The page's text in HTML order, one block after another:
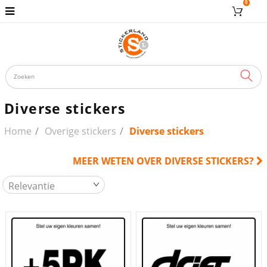
0
Diverse stickers
Home Overige stickers Diverse stickers
MEER WETEN OVER DIVERSE STICKERS?
Relevantie